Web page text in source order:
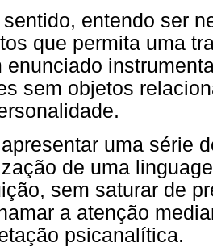
sentido, entendo ser
que permita uma
enunciado
sem objetos
uma série
de uma
sem saturar de
a atenção
psicanalítica.